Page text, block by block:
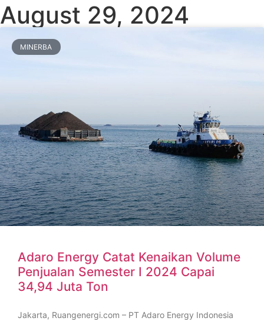
August 29, 2024
MINERBA
Adaro Energy Catat Kenaikan Volume
Penjualan Semester I 2024 Capai
34,94 Juta Ton
Jakarta, Ruangenergi.com – PT Adaro Energy Indonesia